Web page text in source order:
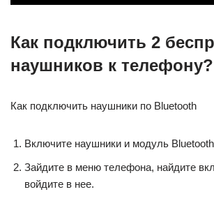
Как подключить 2
наушников к телефону?
Как подключить наушники по Bluetooth
Включите наушники и модуль
Зайдите в меню телефона, найдите
войдите в нее.